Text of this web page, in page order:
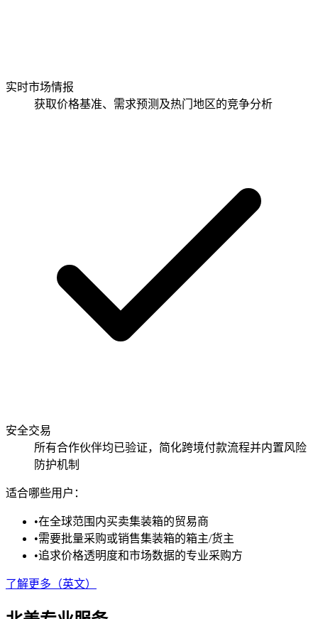
实时市场情报
获取价格基准、需求预测及热门地区的竞争分析
安全交易
所有合作伙伴均已验证，简化跨境付款流程并内置风险
防护机制
适合哪些用户：
•在全球范围内买卖集装箱的贸易商
•需要批量采购或销售集装箱的箱主/货主
•追求价格透明度和市场数据的专业采购方
了解更多（英文）